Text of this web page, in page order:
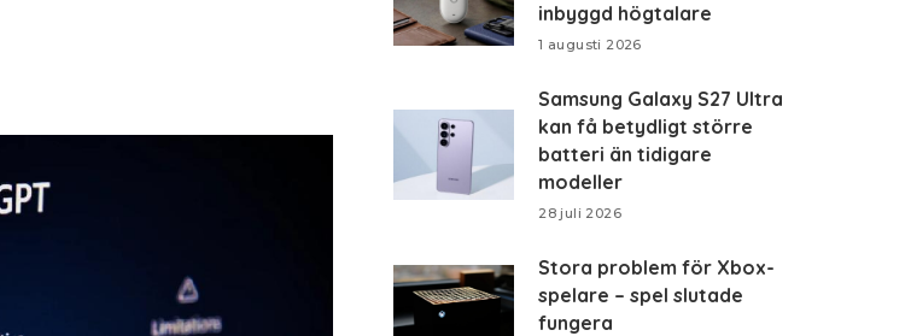
inbyggd högtalare
1 augusti 2026
Samsung Galaxy S27 Ultra
kan få betydligt större
batteri än tidigare
modeller
28 juli 2026
Stora problem för Xbox-
spelare – spel slutade
fungera